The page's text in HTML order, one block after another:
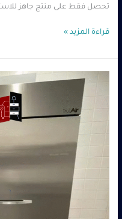
تحصل فقط على منتج جاهز
قراءة المزيد »
شراء
تجهيزات
مستعملة
0560485279